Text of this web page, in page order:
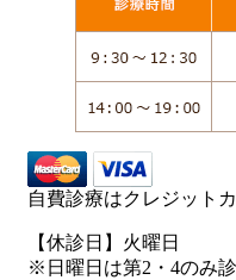
自費診療はクレジット
【休診日】火曜日
※日曜日は第2・4のみ